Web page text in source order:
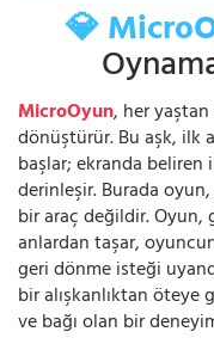
💎
MicroOyun, her
dönüştürür. Bu aşk, ilk
başlar; ekranda beliren
derinleşir. Burada
bir araç değildir. Oyun,
anlardan taşar,
geri dönme isteği
bir alışkanlıktan
ve bağı olan bir